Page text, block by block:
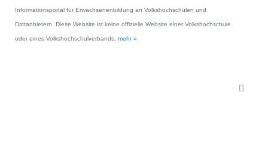
Informationsportal für Erwachsenenbildung an Volkshochschulen und
Drittanbietern. Diese Website ist keine offizielle Website einer Volkshochschule
oder eines Volkshochschulverbands. mehr »